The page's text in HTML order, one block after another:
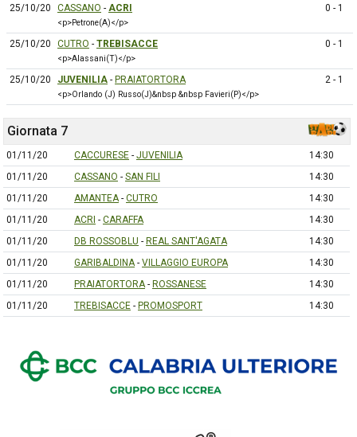
25/10/20 CASSANO - ACRI
<p>Petrone(A)</p>
0 - 1
25/10/20 CUTRO - TREBISACCE
<p>Alassani(T)</p>
0 - 1
25/10/20 JUVENILIA - PRAIATORTORA
<p>Orlando (J) Russo(J)&nbsp &nbsp Favieri(P)</p>
2 - 1
Giornata 7
01/11/20 CACCURESE - JUVENILIA
14:30
01/11/20
CASSANO - SAN FILI
14:30
01/11/20
AMANTEA- CUTRO
14:30
01/11/20
ACRI - CARAFFA
14:30
01/11/20
DB ROSSOBLU - REAL SANT'AGATA
14:30
01/11/20
GARIBALDINA- VILLAGGIO EUROPA
14:30
01/11/20
PRAIATORTORA- ROSSANESE
14:30
01/11/20
TREBISACCE - PROMOSPORT 14:30